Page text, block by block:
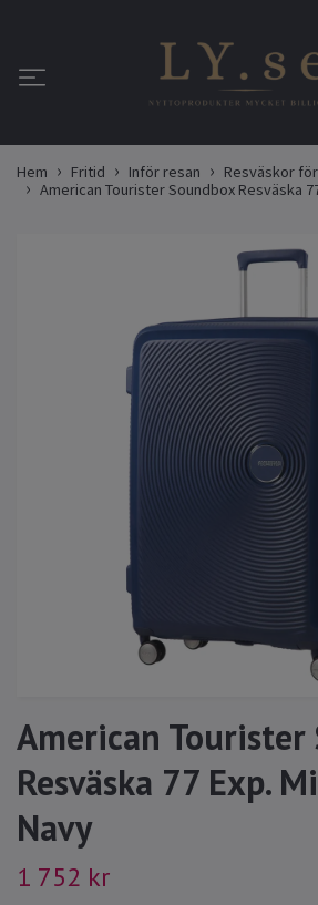
Hem Fritid Inför resan
Resväskor
American Tourister Soundbox Resväska
American Tourister
Resväska 77 Exp.
Navy
1 752 kr